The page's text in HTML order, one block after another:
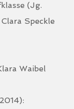
(Jg.
Clara Speckle
2014):